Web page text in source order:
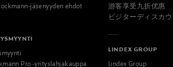
jäsenyyden ehdot
Pro -yrityslahjakauppa
游客享受九折优惠
ビジターディスカウ
LINDEX GROUP
Lindex Group